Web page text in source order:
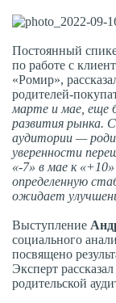
Постоянный
по работе с
«Ромир»,
родителей-
марте и мае, еще
развития рынка.
аудитории —
уверенности
«-7» в мае к
определенную
ожидает
Выступление
социального
посвящено
Эксперт
родительской